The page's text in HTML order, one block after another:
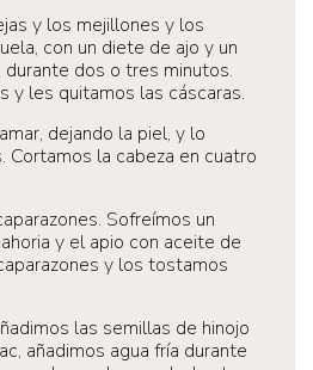
y los mejillones y los
con un diete de ajo y un
dos o tres minutos.
y les quitamos las cáscaras.
dejando la piel, y lo
Cortamos la cabeza en cuatro
Sofreímos un
y el apio con aceite de
y los tostamos
las semillas de hinojo
añadimos agua fría durante